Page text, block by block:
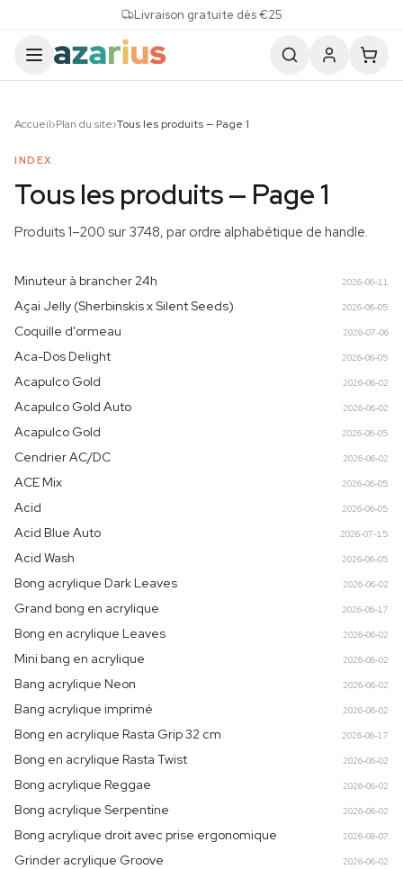
Livraison gratuite dès €25
Accueil›Plan du site›Tous les produits— Page 1
INDEX
Tous les produits— Page 1
Produits 1–200 sur 3748, par ordre alphabétique de handle.
Minuteur à brancher 24h 2026-06-11
Açai Jelly (Sherbinskis x Silent Seeds) 2026-06-05
Coquille d'ormeau 2026-07-06
Aca-Dos Delight 2026-06-05
Acapulco Gold 2026-06-02
Acapulco Gold Auto 2026-06-02
Acapulco Gold 2026-06-05
Cendrier AC/DC 2026-06-02
ACE Mix 2026-06-05
Acid 2026-06-05
Acid Blue Auto 2026-07-15
Acid Wash 2026-06-05
Bong acrylique Dark Leaves 2026-06-02
Grand bong en acrylique 2026-06-17
Bong en acrylique Leaves 2026-06-02
Mini bang en acrylique 2026-06-02
Bang acrylique Neon 2026-06-02
Bang acrylique imprimé 2026-06-02
Bong en acrylique Rasta Grip 32 cm 2026-06-17
Bong en acrylique Rasta Twist 2026-06-02
Bong acrylique Reggae 2026-06-02
Bong acrylique Serpentine 2026-06-02
Bong acrylique droit avec prise ergonomique 2026-08-07
Grinder acrylique Groove 2026-06-02